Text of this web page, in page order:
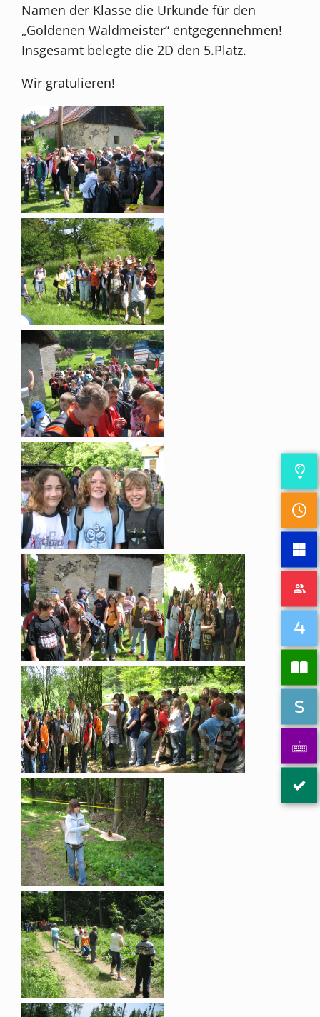
Namen der Klasse die Urkunde für den
„Goldenen Waldmeister“ entgegennehmen!
Insgesamt belegte die 2D den 5.Platz.
Wir gratulieren!